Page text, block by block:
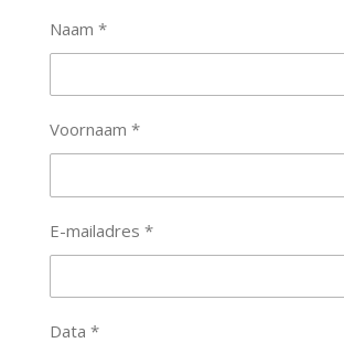
Naam *
Voornaam *
E-mailadres *
Data *